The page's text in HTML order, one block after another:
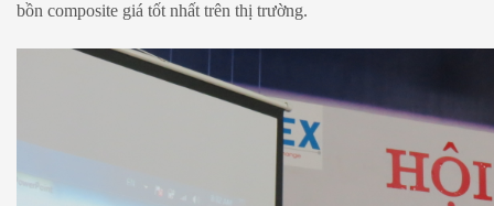
bồn composite giá tốt nhất trên thị trường.